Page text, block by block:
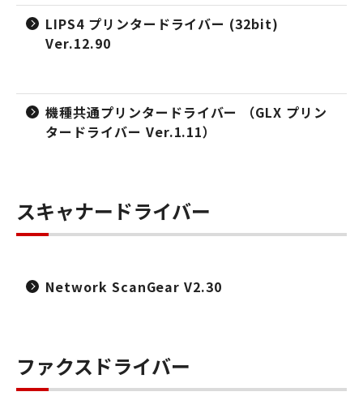
LIPS4 プリンタードライバー (32bit)
Ver.12.90
機種共通プリンタードライバー （GLX プリン
タードライバー Ver.1.11）
スキャナードライバー
Network ScanGear V2.30
ファクスドライバー